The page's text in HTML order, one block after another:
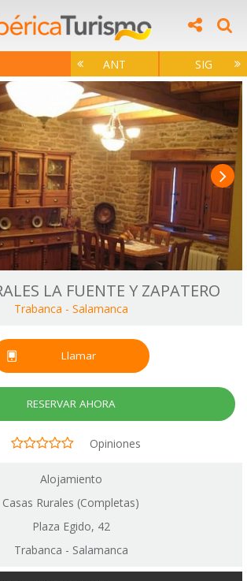
ANT SIG
LA FUENTE Y ZAPATERO
Trabanca - Salamanca
Llamar
RESERVAR AHORA
Opiniones
Alojamiento
Casas Rurales (Completas)
Plaza Egido, 42
Trabanca - Salamanca